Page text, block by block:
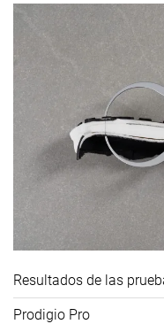
Resultados de las
Prodigio Pro